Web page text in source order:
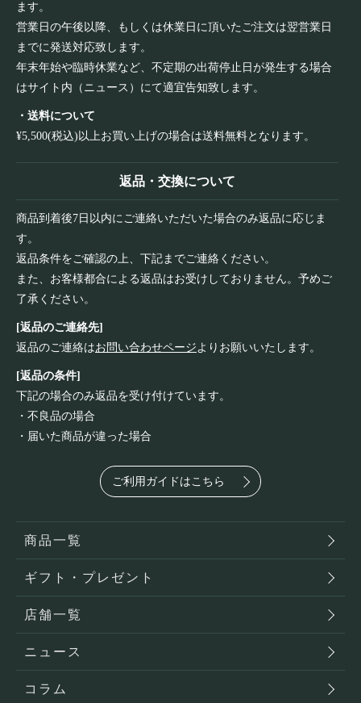
ます。
営業日の午後以降、もしくは休業日に頂いたご注文は翌営業日
までに発送対応致します。
年末年始や臨時休業など、不定期の出荷停止日が発生する場合
はサイト内（ニュース）にて適宜告知致します。
・送料について
¥5,500(税込)以上お買い上げの場合は送料無料となります。
返品・交換について
商品到着後7日以内にご連絡いただいた場合のみ返品に応じま
す。
返品条件をご確認の上、下記までご連絡ください。
また、お客様都合による返品はお受けしておりません。予めご
了承ください。
[返品のご連絡先]
返品のご連絡はお問い合わせページよりお願いいたします。
[返品の条件]
下記の場合のみ返品を受け付けています。
・不良品の場合
・届いた商品が違った場合
ご利用ガイドはこちら
商品一覧
ギフト・プレゼント
店舗一覧
ニュース
コラム